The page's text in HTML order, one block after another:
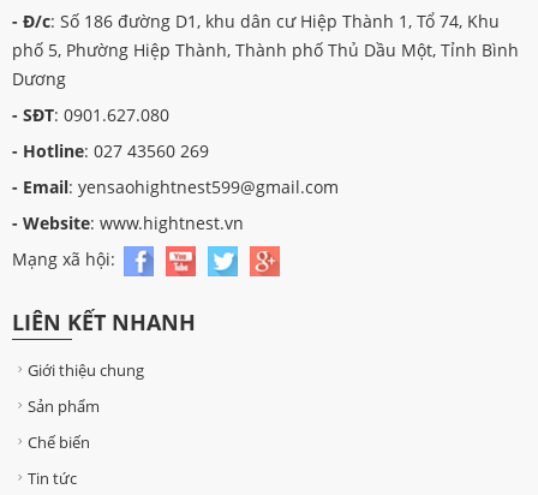
- Đ/c: Số 186 đường D1, khu dân cư Hiệp Thành 1, Tổ 74, Khu
phố 5, Phường Hiệp Thành, Thành phố Thủ Dầu Một, Tỉnh Bình
Dương
- SĐT: 0901.627.080
- Hotline: 027 43560 269
- Email: yensaohightnest599@gmail.com
- Website: www.hightnest.vn
Mạng xã hội:
LIÊN KẾT NHANH
Giới thiệu chung
Sản phẩm
Chế biến
Tin tức